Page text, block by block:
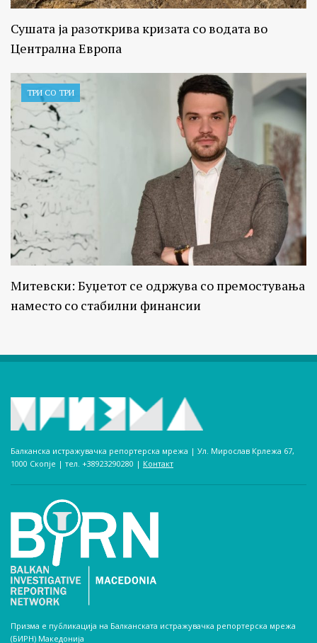
Сушата ја разоткрива кризата со водата во
Централна Европа
ТРИ СО ТРИ
Митевски: Буџетот се одржува со премостувања
наместо со стабилни финансии
Балканска истражувачка репортерска мрежа | Ул. Мирослав Крлежа 67,
1000 Скопје | тел. +38923290280­ | Контакт
Призма е публикација на Балканската истражувачка репортерска мрежа
(БИРН) Македонија